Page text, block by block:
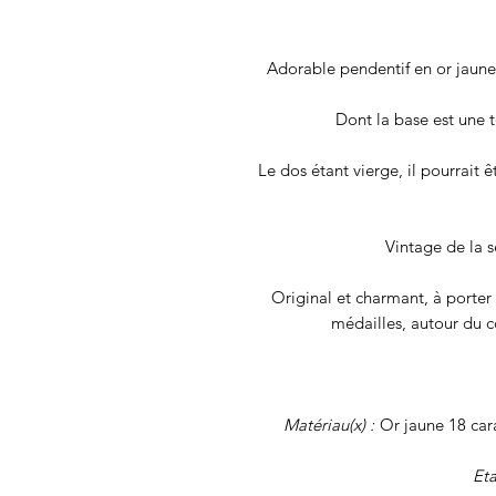
Adorable pendentif en or
Dont la base est une
Le dos étant vierge, il pourrait
Vintage de la
Original et charmant, à porter
médailles, autour du
Matériau(x) :Or jaune 18